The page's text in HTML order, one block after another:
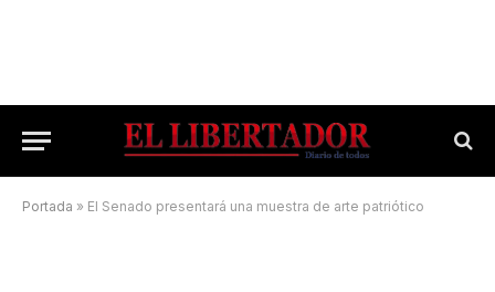
Portada » El Senado presentará una muestra de arte patriótico